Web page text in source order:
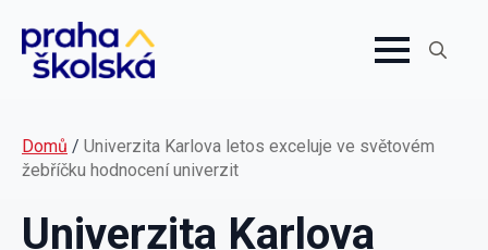
Domů / Univerzita Karlova letos exceluje ve světovém
žebříčku hodnocení univerzit
Univerzita Karlova